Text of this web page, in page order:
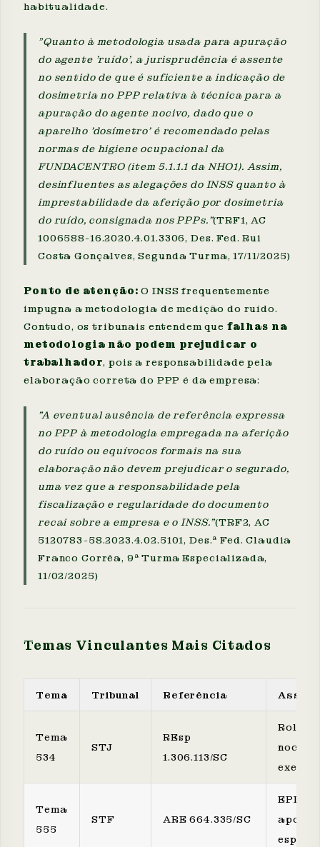
habitualidade.
"Quanto à metodologia usada para apuração
do agente 'ruído', a jurisprudência é assente
no sentido de que é suficiente a indicação de
dosimetria no PPP relativa à técnica para a
apuração do agente nocivo, dado que o
aparelho 'dosímetro' é recomendado pelas
normas de higiene ocupacional da
FUNDACENTRO (item 5.1.1.1 da NHO1). Assim,
desinfluentes as alegações do INSS quanto à
imprestabilidade da aferição por dosimetria
do ruído, consignada nos PPPs."(TRF1, AC
1006588-16.2020.4.01.3306, Des. Fed. Rui
Costa Gonçalves, Segunda Turma, 17/11/2025)
Ponto de atenção: O INSS frequentemente
impugna a metodologia de medição do ruído.
Contudo, os tribunais entendem que falhas na
metodologia não podem prejudicar o
trabalhador, pois a responsabilidade pela
elaboração correta do PPP é da empresa:
"A eventual ausência de referência expressa
no PPP à metodologia empregada na aferição
do ruído ou equívocos formais na sua
elaboração não devem prejudicar o segurado,
uma vez que a responsabilidade pela
fiscalização e regularidade do documento
recai sobre a empresa e o INSS."(TRF2, AC
5120783-58.2023.4.02.5101, Des.ª Fed. Claudia
Franco Corrêa, 9ª Turma Especializada,
11/02/2025)
Temas Vinculantes Mais Citados
Tema Tribunal Referência
Tema
534
STJ
REsp
1.306.113/SC
Rol de
Tema
555
STF ARE 664.335/SC
EPI